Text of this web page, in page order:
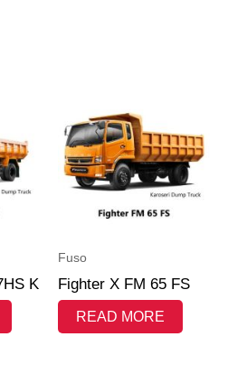
K
Fuso
Fighter X FM 65 FS
READ MORE